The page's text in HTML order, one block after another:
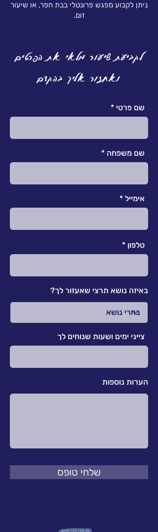
ניתן לקבוע מפגש פרונטלי בבת חפר, או שיעור
זום.
לקביעת שיעור מלאי את הפרטים
ואחזור אליך בהקדם
שם פרטי
שם משפחה
אימייל
טלפון
באיזה נושא תרצי שאעזור לך?
צייני ימים ושעות שנוחים לך
הערות נוספות
שלחי טופס